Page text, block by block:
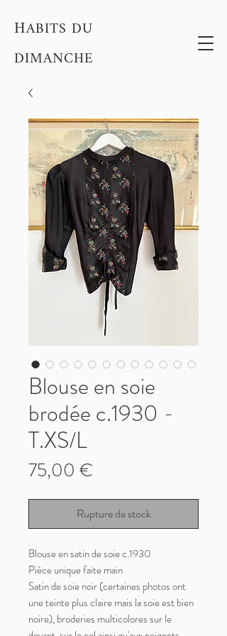
HABITS DU
DIMANCHE
Blouse en soie
brodée c.1930 -
T.XS/L
75,00 €
Rupture de stock
Blouse en satin de soie c.1930
Pièce unique faite main
Satin de soie noir (certaines photos ont
une teinte plus claire mais la soie est bien
noire), broderies multicolores sur le